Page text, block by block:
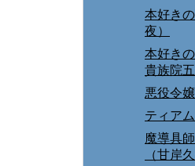
本好き
夜）
本好き
貴族院
悪役令
ティア
魔導具
（甘岸